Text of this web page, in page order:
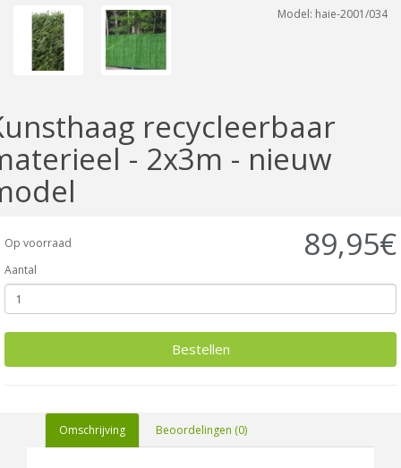
Model: haie-2001/034
recycleerbaar
- 2x3m - nieuw
Op voorraad 89,95€
Aantal
Bestellen
Omschrijving Beoordelingen (0)